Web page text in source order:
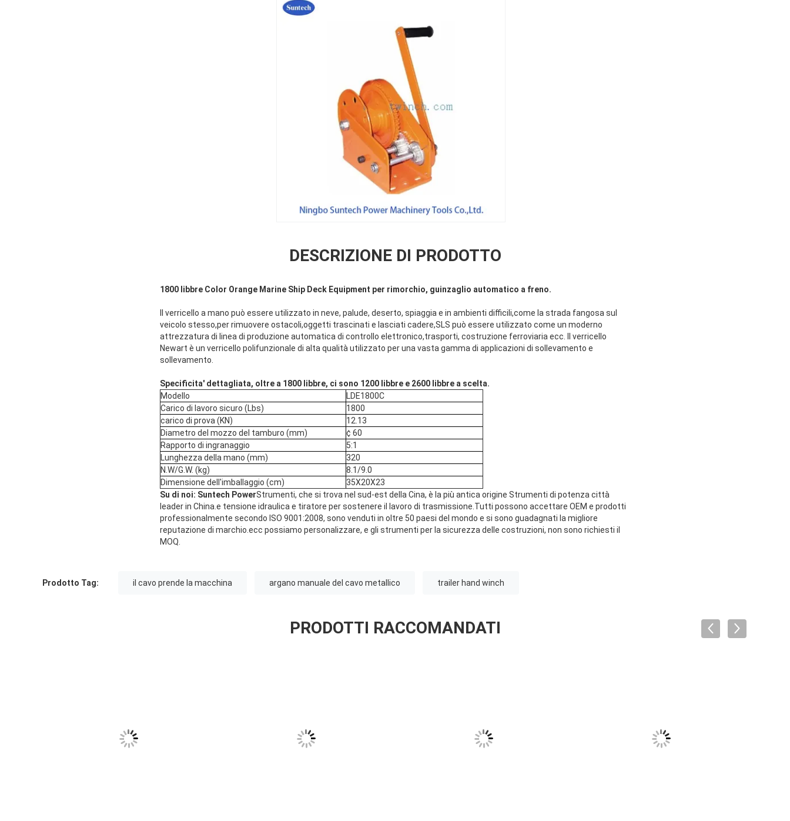
DESCRIZIONE DI PRODOTTO
1800 libbre Color Orange Marine Ship Deck Equipment per rimorchio, guinzaglio automatico a freno.
Il verricello a mano può essere utilizzato in neve, palude, deserto, spiaggia e in ambienti difficili,come la strada fangosa sul
veicolo stesso,per rimuovere ostacoli,oggetti trascinati e lasciati cadere,SLS può essere utilizzato come un moderno
attrezzatura di linea di produzione automatica di controllo elettronico,trasporti, costruzione ferroviaria ecc. Il verricello
Newart è un verricello polifunzionale di alta qualità utilizzato per una vasta gamma di applicazioni di sollevamento e
sollevamento.
Specificita' dettagliata, oltre a 1800 libbre, ci sono 1200 libbre e 2600 libbre a scelta.
Modello
LDE1800C
Carico di lavoro sicuro (Lbs)
1800
carico di prova (KN)
12.13
Diametro del mozzo del tamburo (mm)
¢ 60
Rapporto di ingranaggio
5:1
Lunghezza della mano (mm)
320
N.W/G.W. (kg)
8.1/9.0
Dimensione dell'imballaggio (cm)
35X20X23
Su di noi: Suntech PowerStrumenti, che si trova nel sud-est della Cina, è la più antica origine Strumenti di potenza città
leader in China.e tensione idraulica e tiratore per sostenere il lavoro di trasmissione.Tutti possono accettare OEM e prodotti
professionalmente secondo ISO 9001:2008, sono venduti in oltre 50 paesi del mondo e si sono guadagnati la migliore
reputazione di marchio.ecc possiamo personalizzare, e gli strumenti per la sicurezza delle costruzioni, non sono richiesti il
MOQ.
Prodotto Tag: il cavo prende la macchina argano manuale del cavo metallico trailer hand winch
PRODOTTI RACCOMANDATI